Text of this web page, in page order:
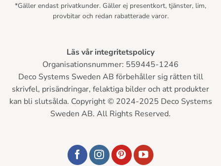
*Gäller endast privatkunder. Gäller ej presentkort, tjänster, lim,
provbitar och redan rabatterade varor.
Läs vår integritetspolicy
Organisationsnummer: 559445-1246
Deco Systems Sweden AB förbehåller sig rätten till
skrivfel, prisändringar, felaktiga bilder och att produkter
kan bli slutsålda. Copyright © 2024-2025 Deco Systems
Sweden AB. All Rights Reserved.